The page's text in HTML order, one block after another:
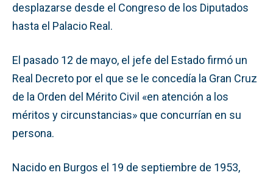
desplazarse desde el Congreso de los Diputados
hasta el Palacio Real.
El pasado 12 de mayo, el jefe del Estado firmó un
Real Decreto por el que se le concedía la Gran Cruz
de la Orden del Mérito Civil «en atención a los
méritos y circunstancias» que concurrían en su
persona.
Nacido en Burgos el 19 de septiembre de 1953,